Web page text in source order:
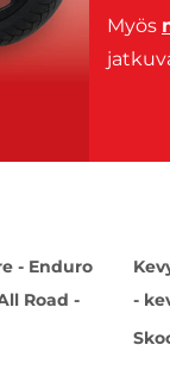
Myös
- Enduro
Road -
-